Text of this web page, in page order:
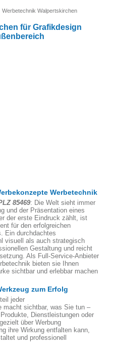
Werbetechnik Walpertskirchen
für Grafikdesign
Werbetechnik
85469: Die Welt sieht immer
und der Präsentation eines
der erste Eindruck zählt, ist
für den erfolgreichen
Ein durchdachtes
visuell als auch strategisch
Gestaltung und reicht
Als Full-Service-Anbieter
bieten sie Ihnen
sichtbar und erlebbar machen
zum Erfolg
jeder
macht sichtbar, was Sie tun –
Dienstleistungen oder
über Werbung
ihre Wirkung entfalten kann,
und professionell